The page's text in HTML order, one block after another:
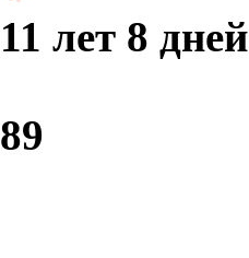
11 лет 8 дней
89